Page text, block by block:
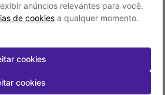
anúncios relevantes para você.
de cookies a qualquer momento.
cookies
cookies
Comprar - 1 +